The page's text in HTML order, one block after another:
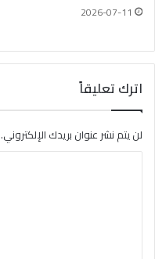
2026-07-11
اترك تعليقاً
لن يتم نشر عنوان بريدك الإلكتروني.